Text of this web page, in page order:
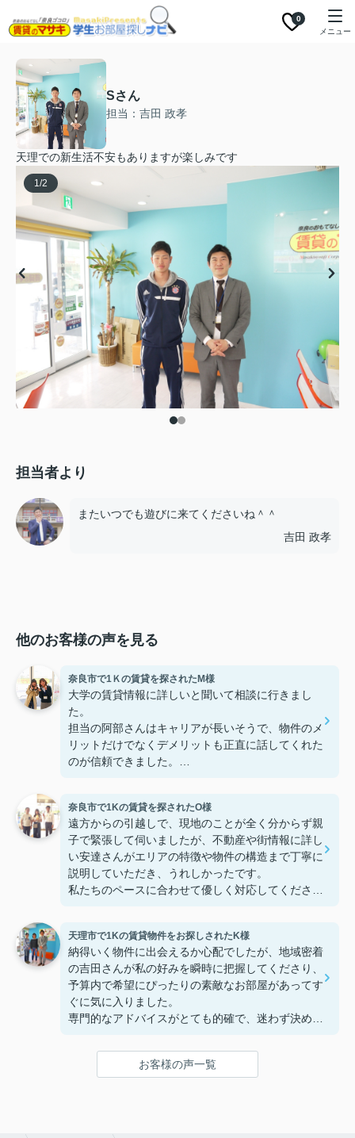
0
メニュー
Sさん
担当：吉田 政孝
天理での新生活不安もありますが楽しみです
1/2
担当者より
またいつでも遊びに来てくださいね＾＾
吉田 政孝
他のお客様の声を見る
奈良市で1Ｋの賃貸を探されたM様
大学の賃貸情報に詳しいと聞いて相談に行きまし
た。
担当の阿部さんはキャリアが長いそうで、物件のメ
リットだけでなくデメリットも正直に話してくれた
のが信頼できました。
す。
奈良市で1Kの賃貸を探されたO様
遠方からの引越しで、現地のことが全く分からず親
子で緊張して伺いましたが、不動産や街情報に詳し
い安達さんがエリアの特徴や物件の構造まで丁寧に
説明していただき、うれしかったです。
私たちのペースに合わせて優しく対応してくださっ
り、感謝しています。安達さん、ありがとうござい
ました！
天理市で1Kの賃貸物件をお探しされたK様
納得いく物件に出会えるか心配でしたが、地域密着
の吉田さんが私の好みを瞬時に把握してくださり、
予算内で希望にぴったりの素敵なお部屋があってす
ぐに気に入りました。
専門的なアドバイスがとても的確で、迷わず決める
鍵の受け取りのときに、また元気(o・・o)/~お店に
お客様の声一覧